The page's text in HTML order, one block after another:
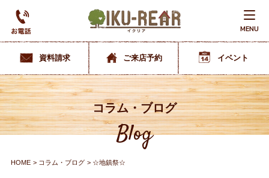
MENU
資料請求 ご来店予約 イベント
コラム・ブログ
Blog
HOME コラム・ブログ ☆地鎮祭☆